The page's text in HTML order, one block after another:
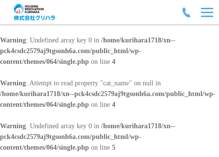
Warning: Undefined array key 0 in /home/kurihara1718/xn--
pck4csdc2579aj9tgsonh6a.com/public_html/wp-
content/themes/064/single.php on line 4
Warning: Attempt to read property "cat_name" on null in
/home/kurihara1718/xn--pck4csdc2579aj9tgsonh6a.com/public_html/wp-
content/themes/064/single.php on line 4
Warning: Undefined array key 0 in /home/kurihara1718/xn--
pck4csdc2579aj9tgsonh6a.com/public_html/wp-
content/themes/064/single.php on line 5